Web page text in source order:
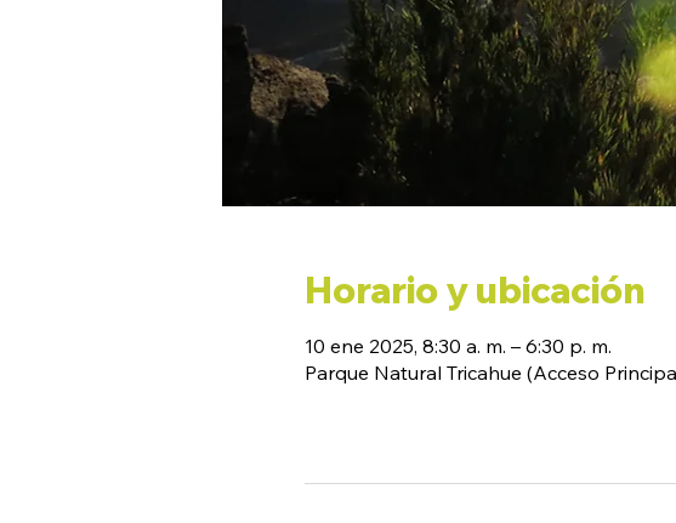
Horario y ubicación
10 ene 2025, 8:30 a. m. – 6:30 p. m.
Parque Natural Tricahue (Acceso